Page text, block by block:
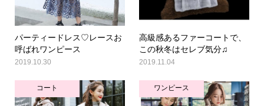
パーティードレス♡レースお
呼ばれワンピース
2019.10.30
高級感あるファーコートで、
この秋冬はセレブ気分♫
2019.11.04
コート ワンピース